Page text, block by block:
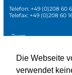
Die Webseite
verwendet
Telefon: +49 (0)208 60
Telefax: +49 (0)208 60
Navigation
Team
Sonderpublikationen